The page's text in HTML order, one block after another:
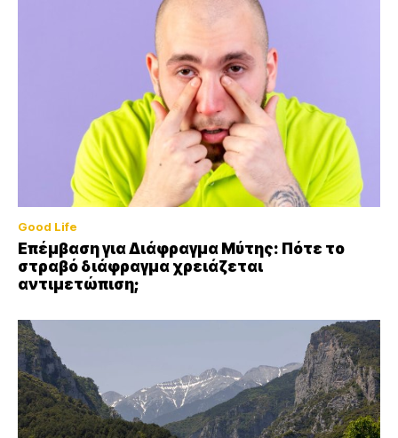
Good Life
Επέμβαση για Διάφραγμα Μύτης: Πότε το
στραβό διάφραγμα χρειάζεται
αντιμετώπιση;